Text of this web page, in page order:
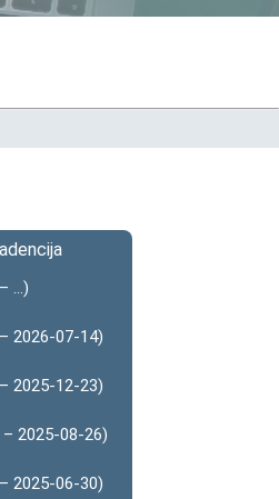
...)
2026-07-14)
2025-12-23)
2025-08-26)
2025-06-30)